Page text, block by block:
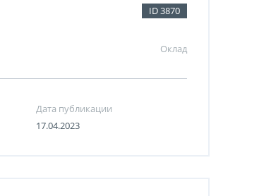
ID 3870
Оклад
Дата публикации
17.04.2023